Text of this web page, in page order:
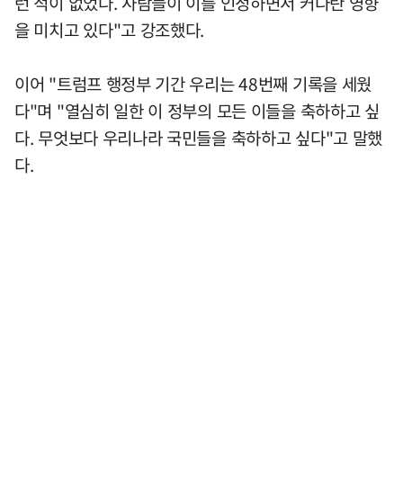
을 미치고 있다"고 강조했다.
이어 "트럼프 행정부 기간 우리는 48번째 기록을 세웠
다"며 "열심히 일한 이 정부의 모든 이들을 축하하고 싶
다. 무엇보다 우리나라 국민들을 축하하고 싶다"고 말했
다.